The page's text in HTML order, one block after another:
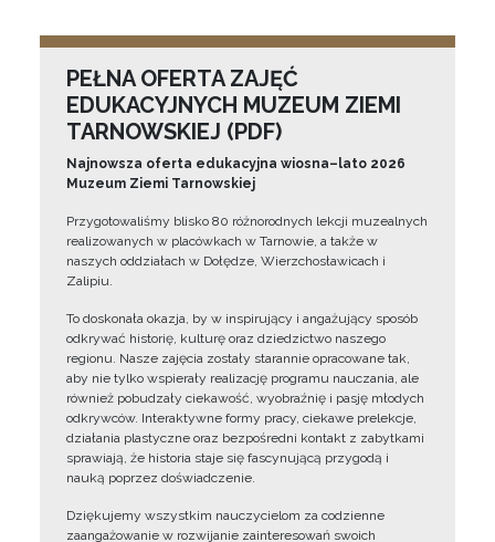
PEŁNA OFERTA ZAJĘĆ
EDUKACYJNYCH MUZEUM ZIEMI
TARNOWSKIEJ (PDF)
Najnowsza oferta edukacyjna wiosna–lato 2026
Muzeum Ziemi Tarnowskiej
Przygotowaliśmy blisko 80 różnorodnych lekcji muzealnych
realizowanych w placówkach w Tarnowie, a także w
naszych oddziałach w Dołędze, Wierzchosławicach i
Zalipiu.
To doskonała okazja, by w inspirujący i angażujący sposób
odkrywać historię, kulturę oraz dziedzictwo naszego
regionu. Nasze zajęcia zostały starannie opracowane tak,
aby nie tylko wspierały realizację programu nauczania, ale
również pobudzały ciekawość, wyobraźnię i pasję młodych
odkrywców. Interaktywne formy pracy, ciekawe prelekcje,
działania plastyczne oraz bezpośredni kontakt z zabytkami
sprawiają, że historia staje się fascynującą przygodą i
nauką poprzez doświadczenie.
Dziękujemy wszystkim nauczycielom za codzienne
zaangażowanie w rozwijanie zainteresowań swoich